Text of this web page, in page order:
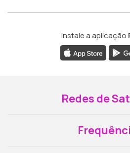
Instale a aplicação
Redes de